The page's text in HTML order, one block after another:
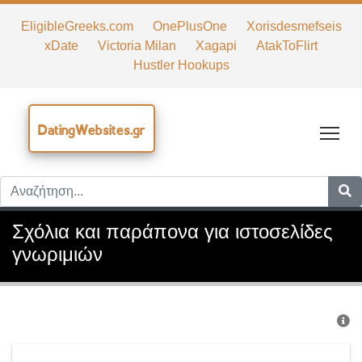
EligibleGreeks.com OnePlusOne
Xorisdesmefseis
xDate
Victoria Milan Xagapi
AtakToFlirt
Hustler Hookups
DatingWebsites.gr
Σχόλια και παράπονα για ιστοσελίδες
γνωριμιών